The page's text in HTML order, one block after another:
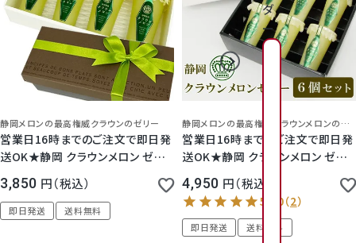
ダ
ー
2026年8月
日月火水木金
2 3 4 5 6
0
1
1 1
2026年9月
日月火水木金
1 2 3 4
6 7 8 9
1
1
3
1
4
静岡メロンの最高権威クラウンのゼリー
営業日16時までのご注文で即日発
送OK★静岡 クラウンメロン ゼリ
ー ギフト 4個 セット 【 ブラウン 】化
粧箱 入り
3,850 税込
即日発送 送料無料
静岡メロンの最高権威クラウンメロンのゼリー！爽やかな美味しさ！冷たく冷やしてちょっとリッチなデザートに。大切なギフトにも
営業日16時までのご注文で即日発
送OK★静岡 クラウンメロン ゼリ
ー ギフト エスト 6個セット 専用化
粧箱入
4,950 税込
即日発送 送料無料